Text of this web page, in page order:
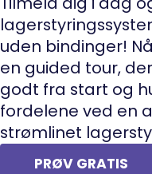
uden bindinger!
en guided tour,
godt fra start og
fordelene ved en
strømlinet
PRØV GRATIS